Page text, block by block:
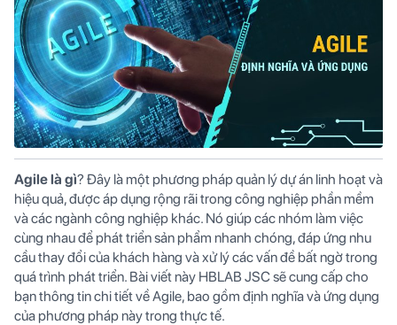
Agile là gì? Đây là một phương pháp quản lý dự án linh hoạt và
hiệu quả, được áp dụng rộng rãi trong công nghiệp phần mềm
và các ngành công nghiệp khác. Nó giúp các nhóm làm việc
cùng nhau để phát triển sản phẩm nhanh chóng, đáp ứng nhu
cầu thay đổi của khách hàng và xử lý các vấn đề bất ngờ trong
quá trình phát triển. Bài viết này HBLAB JSCsẽ cung cấp cho
bạn thông tin chi tiết về Agile, bao gồm định nghĩa và ứng dụng
của phương pháp này trong thực tế.